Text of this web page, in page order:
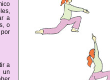
a
o
a
un